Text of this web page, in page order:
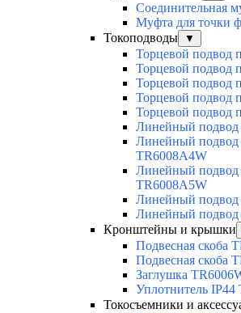
Соединительная
Муфта для точки
Токоподводы
▼
Торцевой подвод
Торцевой подвод
Торцевой подвод
Торцевой подвод
Торцевой подвод
Линейный подвод
Линейный подвод
TR6008A4W
Линейный подвод
TR6008A5W
Линейный подвод
Линейный подвод
Кронштейны и крышки
Подвесная скоба
Подвесная скоба
Заглушка
Уплотнитель IP44
Токосъемники и